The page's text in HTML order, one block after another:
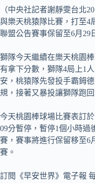
（中央社記者謝靜雯台北
與樂天桃猿隊比賽，打至4
聯盟公告賽事保留至6月29
獅隊今天繼續在樂天桃園
有拿下分數，獅隊4局上1
安，桃猿隊先發投手霸鉧德
規，接著又暴投讓獅隊跑
今天桃園棒球場比賽表訂
09分暫停，暫停1個小時過
賽，賽事將進行保留移至6
賽。
訂閱《早安世界》電子報